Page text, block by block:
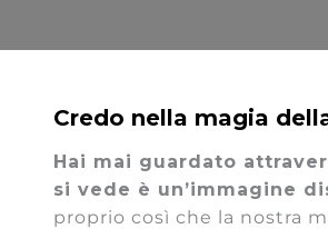
Credo nella magia
Hai mai guardato
si vede è un’immagine
proprio così che la nostra